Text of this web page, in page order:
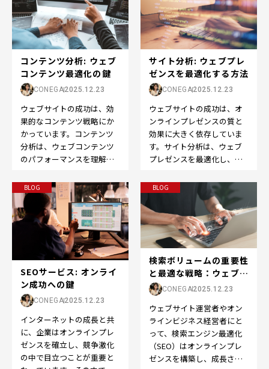
コンテンツ分析: ウェブ
コンテンツ最適化の鍵
CONEGA2025.12.23
ウェブサイトの成功は、効
果的なコンテンツ戦略にか
かっています。コンテンツ
分析は、ウェブコンテンツ
のパフォーマンスを理解
なツールです。この記事で
は、…
サイト分析: ウェブプレ
ゼンスを最適化する方法
CONEGA2025.12.23
ウェブサイトの成功は、オ
ンラインプレゼンスの質と
効果に大きく依存していま
す。サイト分析は、ウェブ
プレゼンスを最適化し、改
プです。この記事では、
「サ…
BLOG
SEOサービス: オンライ
ン成功への鍵
CONEGA2025.12.23
インターネットの成長と共
に、企業はオンラインプレ
ゼンスを確立し、競争激化
の中で目立つことが重要と
BLOG
検索ボリュームの重要性
と最適な戦略：ウェブサ
イトの成長を促す...
CONEGA2025.12.23
ウェブサイト運営者やオン
ラインビジネス経営者にと
って、検索エンジン最適化
（SEO）はオンラインプレ
ゼンスを構築し、成長させ